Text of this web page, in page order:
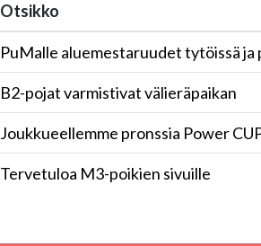
Otsikko
PuMalle aluemestaruudet tytöissä ja
B2-pojat varmistivat välieräpaikan
Joukkueellemme pronssia Power
Tervetuloa M3-poikien sivuille